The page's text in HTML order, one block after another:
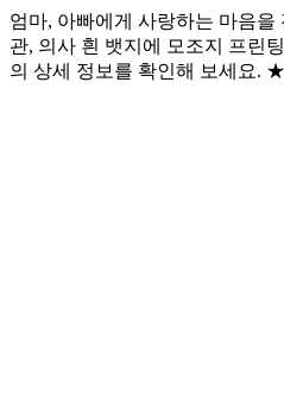
엄마, 아빠에게 사랑하는 마음
관, 의사 흰 뱃지에 모조지 프린
의 상세 정보를 확인해 보세요.